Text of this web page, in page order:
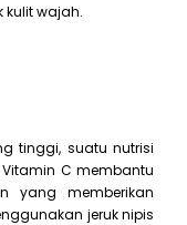
kulit wajah.
tinggi, suatu nutrisi
C membantu
yang memberikan
jeruk nipis